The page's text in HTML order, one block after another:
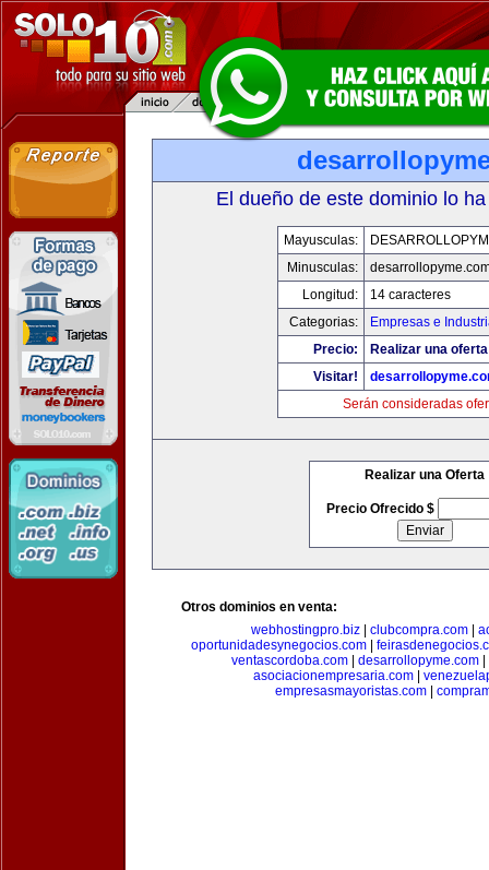
El dueño de este dominio lo
Mayusculas:
Minusculas:
Longitud:
14 caracteres
Categorias:
Empresas e
Precio:
Realizar una
Visitar!
Serán consideradas
Realizar una Oferta
Precio Ofrecido $
Otros dominios en venta:
webhostingpro.biz| clubcompra.com|
oportunidadesynegocios.com|
ventascordoba.com| desarrollopyme.com|
asociacionempresaria.com
empresasmayoristas.com